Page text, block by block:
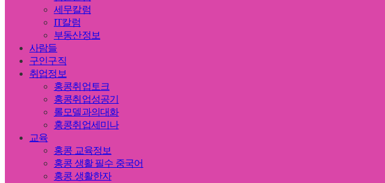
세무칼럼
IT칼럼
부동산정보
사람들
구인구직
취업정보
홍콩취업토크
홍콩취업성공기
롤모델과의대화
홍콩취업세미나
교육
홍콩 교육정보
홍콩 생활 필수 중국어
홍콩 생활한자